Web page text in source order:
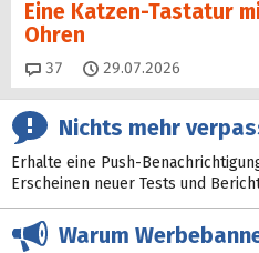
Eine Katzen-Tastatur
Ohren
37 Kommentare
29.07.2026
Nichts mehr
Erhalte eine Push-
Erscheinen neuer Tests und
Warum